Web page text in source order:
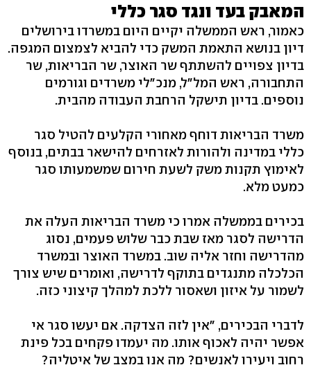
המאבק בעד ונגד סגר כללי
כאמור, ראש הממשלה יקיים היום במשרדו בירושלים
דיון בנושא התאמת המשק כדי להביא לצמצום המגפה.
בדיון צפויים להשתתף שר האוצר, שר הבריאות, שר
התחבורה, ראש המל"ל, מנכ"לי משרדים וגורמים
נוספים. בדיון תישקל הרחבת העבודה מהבית.
משרד הבריאות דוחף מאחורי הקלעים להטיל סגר
כללי במדינה ולהורות לאזרחים להישאר בבתים, בנוסף
לאימוץ תקנות משק לשעת חירום שמשמעותו סגר
כמעט מלא.
בכירים בממשלה אמרו כי משרד הבריאות העלה את
הדרישה לסגר מאז שבת כבר שלוש פעמים, נסוג
מהדרישה וחזר אליה שוב. במשרד האוצר ובמשרד
הכלכלה מתנגדים בתוקף לדרישה, ואומרים שיש צורך
לשמור על איזון ושאסור ללכת למהלך קיצוני כזה.
לדברי הבכירים, "אין לזה הצדקה. אם יעשו סגר אי
אפשר יהיה לאכוף אותו. מה יעמדו פקחים בכל פינת
רחוב ויעירו לאנשים? מה אנו במצב של איטליה?